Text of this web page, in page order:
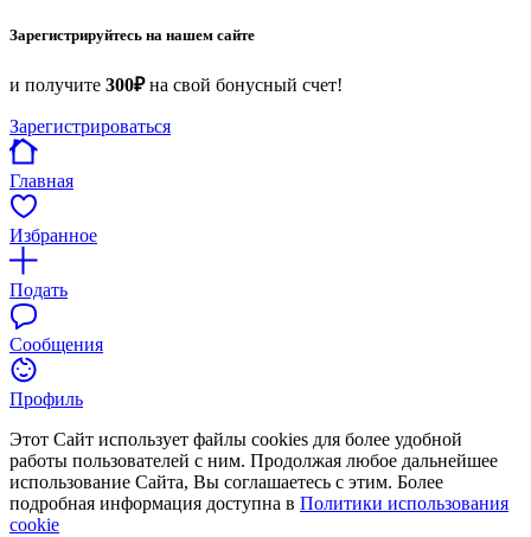
Зарегистрируйтесь на нашем сайте
и получите 300₽на свой бонусный счет!
Зарегистрироваться
Главная
Избранное
Подать
Сообщения
Профиль
Этот Сайт использует файлы cookies для более удобной
работы пользователей с ним. Продолжая любое дальнейшее
использование Сайта, Вы соглашаетесь с этим. Более
подробная информация доступна в Политики использования
cookie